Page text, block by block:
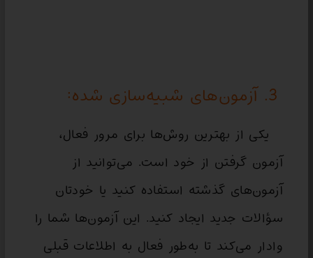
یکی از بهترین روش‌ها برای مرور فعال،
آزمون گرفتن از خود است. می‌توانید از
آزمون‌های گذشته استفاده کنید یا خودتان
سؤالات جدید ایجاد کنید. این آزمون‌ها شما را
وادار می‌کند تا به‌طور فعال به اطلاعات قبلی